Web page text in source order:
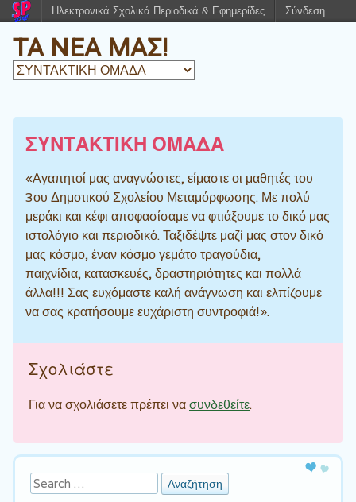
ΤΑ ΝΕΑ ΜΑΣ!
ΣΥΝΤΑΚΤΙΚΗ ΟΜΑΔΑ
«Αγαπητοί μας αναγνώστες, είμαστε οι μαθητές του
3ου Δημοτικού Σχολείου Μεταμόρφωσης. Με πολύ
μεράκι και κέφι αποφασίσαμε να φτιάξουμε το δικό μας
ιστολόγιο και περιοδικό. Ταξιδέψτε μαζί μας στον δικό
μας κόσμο, έναν κόσμο γεμάτο τραγούδια,
παιχνίδια, κατασκευές, δραστηριότητες και πολλά
άλλα!!! Σας ευχόμαστε καλή ανάγνωση και ελπίζουμε
να σας κρατήσουμε ευχάριστη συντροφιά!».
Σχολιάστε
Για να σχολιάσετε πρέπει νασυνδεθείτε.
Αναζήτηση
Ηλεκτρονικά Σχολικά Περιοδικά & Εφημερίδες Σύνδεση